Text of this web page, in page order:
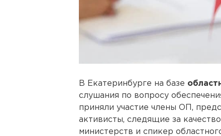
В Екатеринбурге на базе
слушания по вопросу
приняли участие члены ОП,
активисты, следящие за
министерств и спикер